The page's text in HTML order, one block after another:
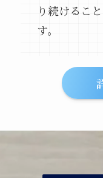
り続けるこ
す。